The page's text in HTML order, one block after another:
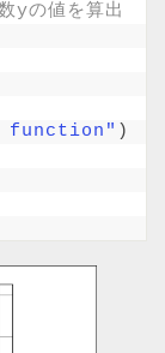
yの値を算出
function" )